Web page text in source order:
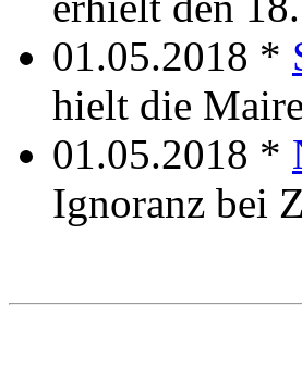
01.05.2018 *
hielt die
01.05.2018 *
Ignoranz bei